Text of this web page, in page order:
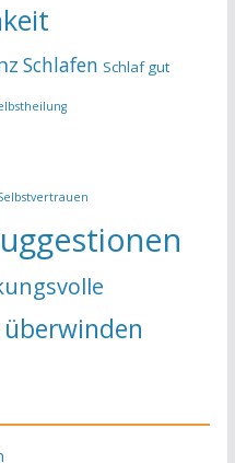
Schlafen Schlaf gut